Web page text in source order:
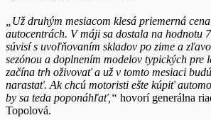
„Už druhým mesiacom klesá priemerná
autocentrách. V máji sa dostala na hodnotu
súvisí s uvoľňovaním skladov po zime a
sezónou a doplnením modelov typických pre
začína trh oživovať a už v tomto mesiaci
narastať. Ak chcú motoristi ešte kúpiť
by sa teda poponáhľať,“ hovorí generálna
Topolová.